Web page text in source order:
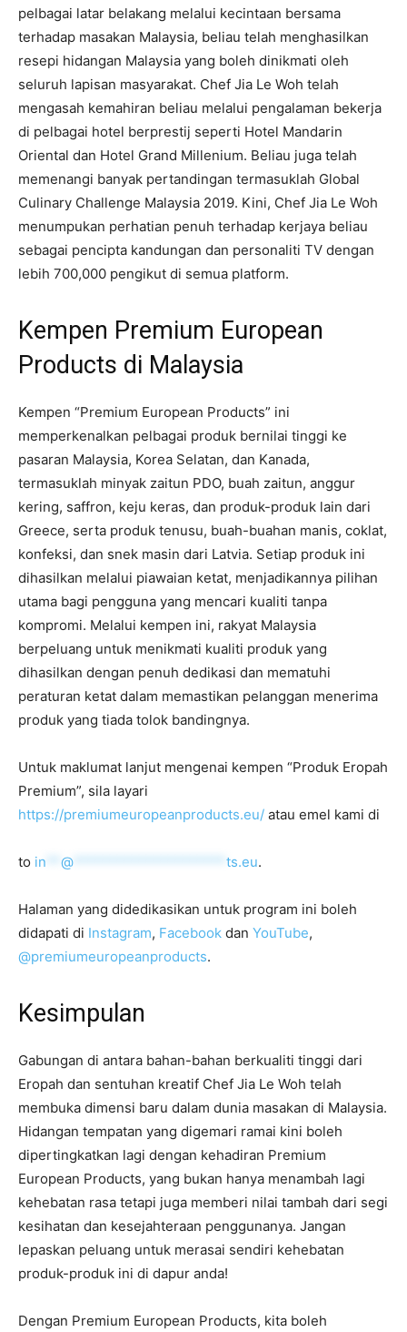
pelbagai latar belakang melalui kecintaan bersama
terhadap masakan Malaysia, beliau telah menghasilkan
resepi hidangan Malaysia yang boleh dinikmati oleh
seluruh lapisan masyarakat. Chef Jia Le Woh telah
mengasah kemahiran beliau melalui pengalaman bekerja
di pelbagai hotel berprestij seperti Hotel Mandarin
Oriental dan Hotel Grand Millenium. Beliau juga telah
memenangi banyak pertandingan termasuklah Global
Culinary Challenge Malaysia 2019. Kini, Chef Jia Le Woh
menumpukan perhatian penuh terhadap kerjaya beliau
sebagai pencipta kandungan dan personaliti TV dengan
lebih 700,000 pengikut di semua platform.
Kempen Premium European
Products di Malaysia
Kempen “Premium European Products” ini
memperkenalkan pelbagai produk bernilai tinggi ke
pasaran Malaysia, Korea Selatan, dan Kanada,
termasuklah minyak zaitun PDO, buah zaitun, anggur
kering, saffron, keju keras, dan produk-produk lain dari
Greece, serta produk tenusu, buah-buahan manis, coklat,
konfeksi, dan snek masin dari Latvia. Setiap produk ini
dihasilkan melalui piawaian ketat, menjadikannya pilihan
utama bagi pengguna yang mencari kualiti tanpa
kompromi. Melalui kempen ini, rakyat Malaysia
berpeluang untuk menikmati kualiti produk yang
dihasilkan dengan penuh dedikasi dan mematuhi
peraturan ketat dalam memastikan pelanggan menerima
produk yang tiada tolok bandingnya.
Untuk maklumat lanjut mengenai kempen “Produk Eropah
Premium”, sila layari
https://premiumeuropeanproducts.eu/ atau emel kami di
to in @ ts.eu.
Halaman yang didedikasikan untuk program ini boleh
didapati di Instagram, Facebook dan YouTube,
@premiumeuropeanproducts.
Kesimpulan
Gabungan di antara bahan-bahan berkualiti tinggi dari
Eropah dan sentuhan kreatif Chef Jia Le Woh telah
membuka dimensi baru dalam dunia masakan di Malaysia.
Hidangan tempatan yang digemari ramai kini boleh
dipertingkatkan lagi dengan kehadiran Premium
European Products, yang bukan hanya menambah lagi
kehebatan rasa tetapi juga memberi nilai tambah dari segi
kesihatan dan kesejahteraan penggunanya. Jangan
lepaskan peluang untuk merasai sendiri kehebatan
produk-produk ini di dapur anda!
Dengan Premium European Products, kita boleh